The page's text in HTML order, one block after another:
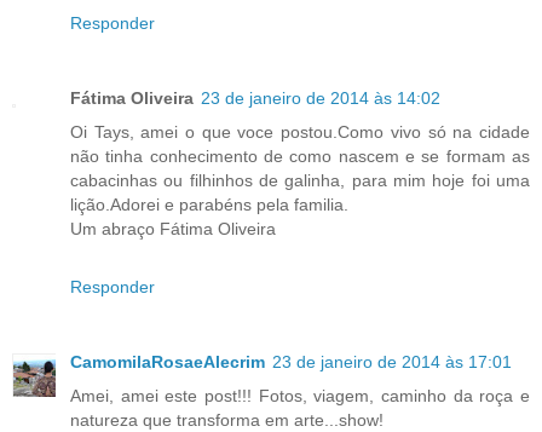
Responder
Fátima Oliveira 23 de janeiro de 2014 às 14:02
Oi Tays, amei o que voce postou.Como vivo só na cidade
não tinha conhecimento de como nascem e se formam as
cabacinhas ou filhinhos de galinha, para mim hoje foi uma
lição.Adorei e parabéns pela familia.
Um abraço Fátima Oliveira
Responder
CamomilaRosaeAlecrim 23 de janeiro de 2014 às 17:01
Amei, amei este post!!! Fotos, viagem, caminho da roça e
natureza que transforma em arte...show!